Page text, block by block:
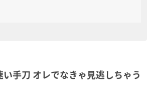
い手刀 オレでなきゃ見逃しちゃう